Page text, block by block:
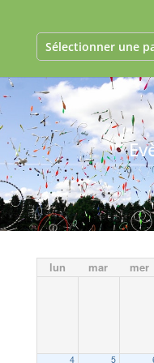
Sélectionner une
lun mar mer
4 5